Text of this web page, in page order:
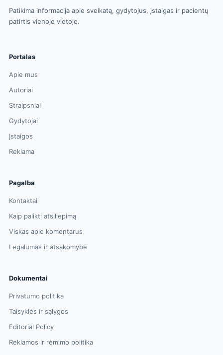
Patikima informacija apie sveikatą, gydytojus, įstaigas ir pacientų
patirtis vienoje vietoje.
Portalas
Apie mus
Autoriai
Straipsniai
Gydytojai
Įstaigos
Reklama
Pagalba
Kontaktai
Kaip palikti atsiliepimą
Viskas apie komentarus
Legalumas ir atsakomybė
Dokumentai
Privatumo politika
Taisyklės ir sąlygos
Editorial Policy
Reklamos ir rėmimo politika